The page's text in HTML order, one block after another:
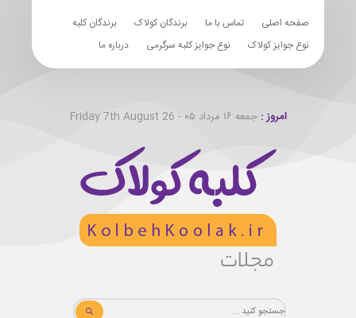
صفحه اصلی تماس با ما برندگان کولاک
برندگان کلبه
نوع جوایز کولاک
نوع جوایز کلبه سرگرمی درباره ما
امروز :جمعه ۱۶ مرداد ۰۵ - Friday 7th August 26